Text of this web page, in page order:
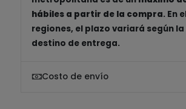
hábiles a partir de la compra. En
regiones, el plazo variará según
destino de entrega.
Costo de envío